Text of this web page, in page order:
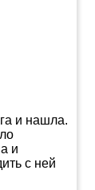
и нашла.
и
с ней